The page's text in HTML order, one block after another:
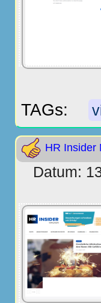
TAGs:
HR Insider
Datum: